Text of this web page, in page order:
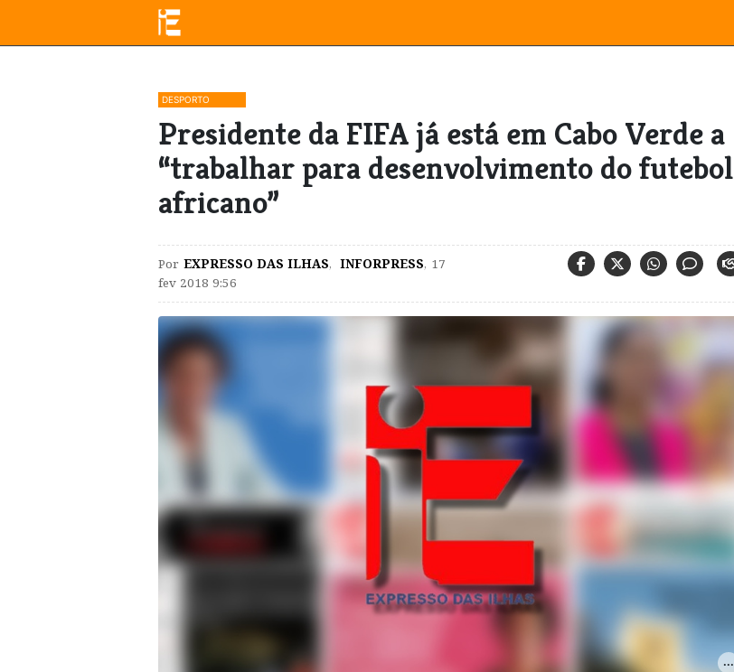
DESPORTO
​Presidente da FIFA já está em Cabo Verde a
“trabalhar para desenvolvimento do futebol
africano”
Por EXPRESSO DAS ILHAS, INFORPRESS, 17
fev 2018 9:56